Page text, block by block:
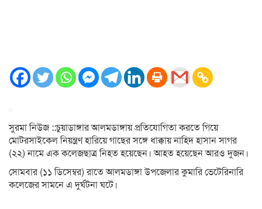
সুরমা নিউজ ::চুয়াডাঙ্গার আলমডাঙ্গায় প্রতিযোগিতা করতে গিয়ে
মোটরসাইকেল নিয়ন্ত্রণ হারিয়ে গাছের সঙ্গে ধাক্কায় নাহিদ হাসান সাগর
(২২) নামে এক কলেজছাত্র নিহত হয়েছেন। আহত হয়েছেন আরও দুজন।
সোমবার (১১ ডিসেম্বর) রাতে আলমডাঙ্গা উপজেলার কুমারি ভেটেরিনারি
কলেজের সামনে এ দুর্ঘটনা ঘটে।